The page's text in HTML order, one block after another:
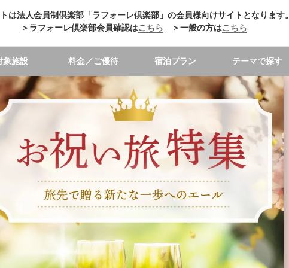
は法人会員制倶楽部「ラフォーレ倶楽部」の会員様向けサイトとなります。
＞ラフォーレ倶楽部会員確認はこちら ＞一般の方はこちら
象施設 料金／ご優待 宿泊プラン テーマで探す